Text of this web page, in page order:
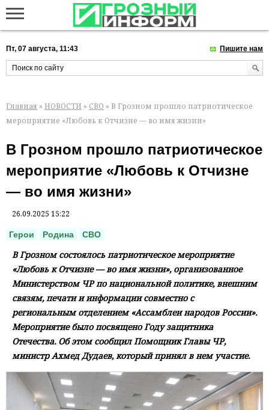
Пт, 07 августа, 11:43 Пишите нам
Главная » НОВОСТИ » СВО » В Грозном прошло патриотическое
мероприятие «Любовь к Отчизне — во имя жизни»
В Грозном прошло патриотическое
мероприятие «Любовь к Отчизне
— во имя жизни»
26.09.2025 15:22
Герои Родина СВО
В Грозном состоялось патриотическое мероприятие
«Любовь к Отчизне — во имя жизни», организованное
Министерством ЧР по национальной политике, внешним
связям, печати и информации совместно с
региональным отделением «Ассамблеи народов России».
Мероприятие было посвящено Году защитника
Отечества. Об этом сообщил Помощник Главы ЧР,
министр Ахмед Дудаев, который принял в нем участие.